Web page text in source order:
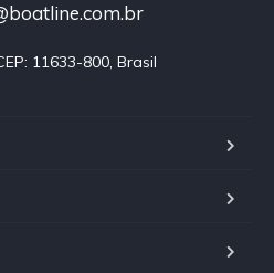
11633-800, Brasil